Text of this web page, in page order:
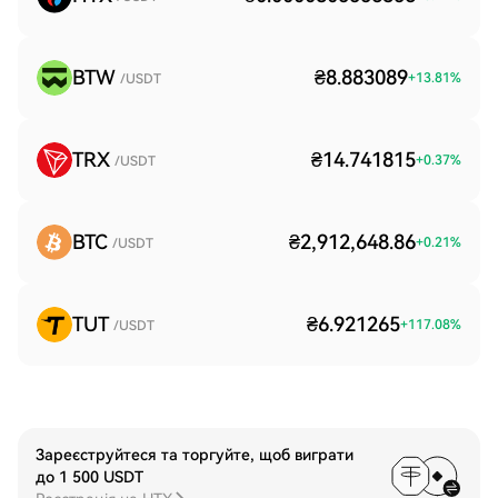
BTW /USDT ₴8.883089+13.81%
TRX /USDT ₴14.741815+0.37%
BTC /USDT ₴2,912,648.86+0.21%
TUT /USDT ₴6.921265+117.08%
Зареєструйтеся та торгуйте, щоб виграти
до 1 500 USDT